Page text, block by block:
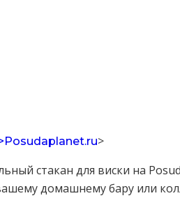
>
стакан для виски на
домашнему бару или